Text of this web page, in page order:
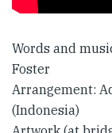
Words and
Foster
Arrangement:
(Indonesia)